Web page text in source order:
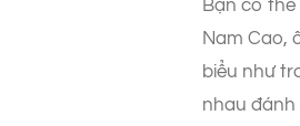
Bạn có
Nam Cao,
biểu như
nhau đánh